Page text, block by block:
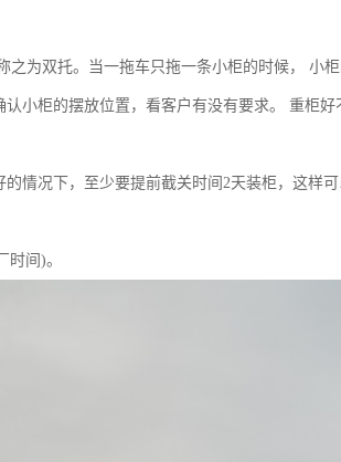
为双托。当一拖车只拖一条小柜的时候， 小
小柜的摆放位置，看客户有没有要求。 重柜好
情况下，至少要提前截关时间2天装柜，这样可
间)。